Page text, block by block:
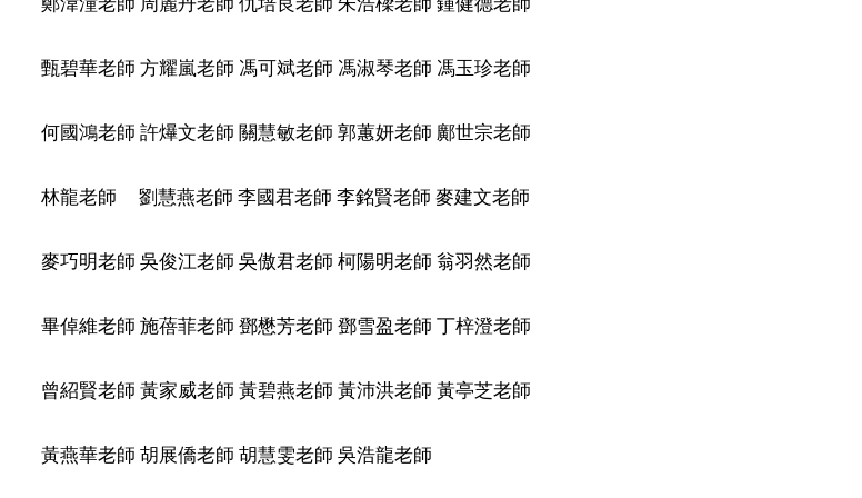
甄碧華老師 方耀嵐老師 馮可斌老師 馮淑琴老師 馮玉珍老師
何國鴻老師 許爗文老師 關慧敏老師 郭蕙妍老師 鄺世宗老師
林龍老師 劉慧燕老師 李國君老師 李銘賢老師 麥建文老師
麥巧明老師 吳俊江老師 吳傲君老師 柯陽明老師 翁羽然老師
畢倬維老師 施蓓菲老師 鄧懋芳老師 鄧雪盈老師 丁梓澄老師
曾紹賢老師 黃家威老師 黃碧燕老師 黃沛洪老師 黃亭芝老師
黃燕華老師 胡展僑老師 胡慧雯老師 吳浩龍老師